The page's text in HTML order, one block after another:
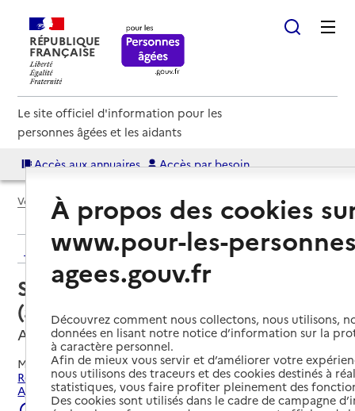
RÉPUBLIQUE
FRANÇAISE
Le site officiel d'information pour les
personnes âgées et les aidants
Accès aux annuaires Accès par besoin
Voir le fil d’Ariane
Retour aux résultats de l'annuaire
Service autonomie à domicile
(aide) – Aiutu In Casa
Ajaccio, CORSE-DU-SUD
Mis à jour le22/07/2026
Rechercher les établissements et services autour de
Ajaccio.
À propos des cookies
www.pour-les-
agees.gouv.fr
Découvrez comment nous collectons, nous utilisons,
données en lisant notre notice d’information sur la
à caractère personnel.
Afin de mieux vous servir et d’améliorer votre
nous utilisons des traceurs et des cookies destinés à
statistiques, vous faire profiter pleinement des
Des cookies sont utilisés dans le cadre de campagne